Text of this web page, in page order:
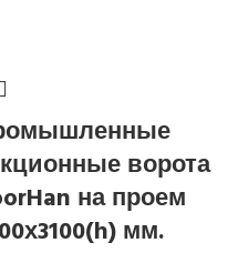
ворота
на проем
мм.